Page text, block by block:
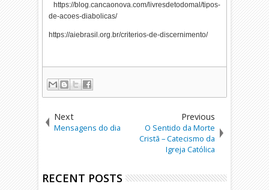
https://blog.cancaonova.com/livresdetodomal/tipos-
de-acoes-diabolicas/
https://aiebrasil.org.br/criterios-de-discernimento/
Next
Mensagens do dia
Previous
O Sentido da Morte
Cristã – Catecismo da
Igreja Católica
RECENT POSTS